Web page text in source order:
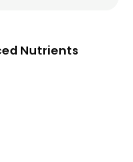
Nutrients